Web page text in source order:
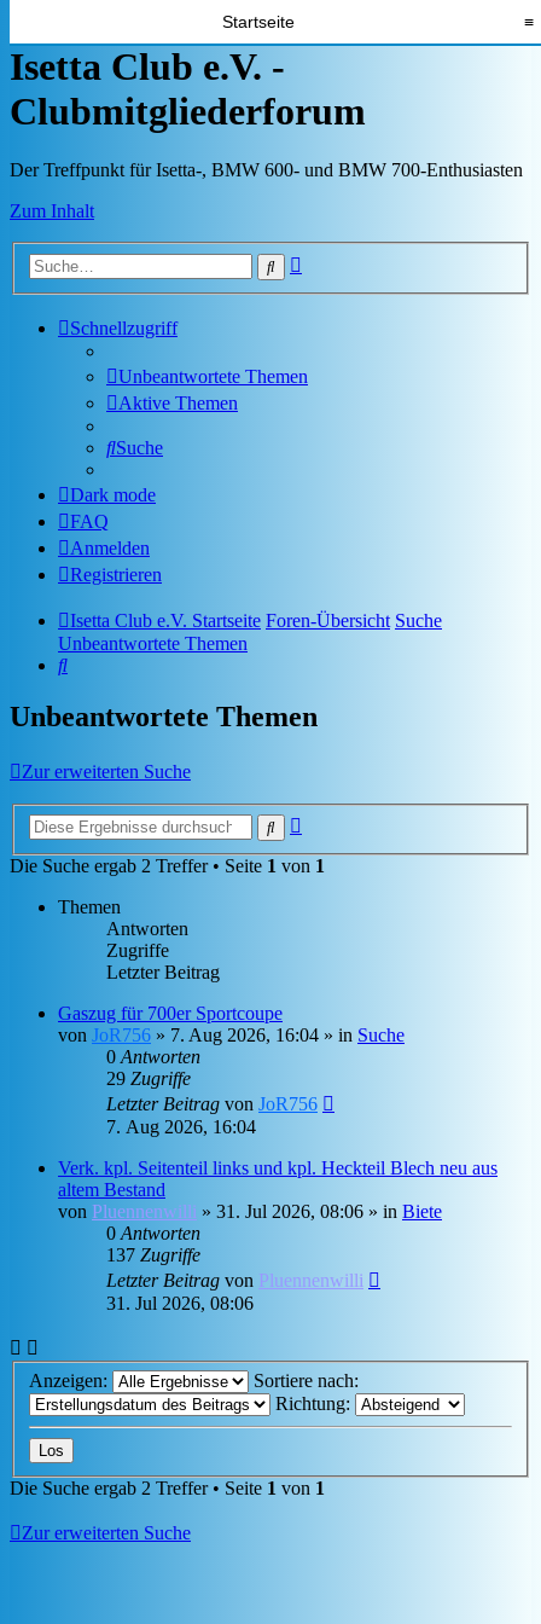
Startseite ≡
Isetta Club e.V. -
Clubmitgliederforum
Der Treffpunkt für Isetta-, BMW 600- und BMW 700-Enthusiasten
Zum Inhalt
Suche
Schnellzugriff
Unbeantwortete Themen
Aktive Themen
Suche
Dark mode
FAQ
Anmelden
Registrieren
Isetta Club e.V. Startseite Foren-Übersicht Suche
Unbeantwortete Themen
Suche
Unbeantwortete Themen
Zur erweiterten Suche
Suche
Die Suche ergab 2 Treffer • Seite 1 von 1
Themen
Antworten
Zugriffe
Letzter Beitrag
Gaszug für 700er Sportcoupe
von JoR756 » 7. Aug 2026, 16:04 » in Suche
0Antworten
29 Zugriffe
Letzter Beitrag von JoR756
7. Aug 2026, 16:04
Verk. kpl. Seitenteil links und kpl. Heckteil Blech neu aus
altem Bestand
von Pluennenwilli » 31. Jul 2026, 08:06 » in Biete
0Antworten
137 Zugriffe
Letzter Beitrag von Pluennenwilli
31. Jul 2026, 08:06
Anzeigen:
Sortiere nach:
Richtung:
Die Suche ergab 2 Treffer • Seite 1 von 1
Zur erweiterten Suche